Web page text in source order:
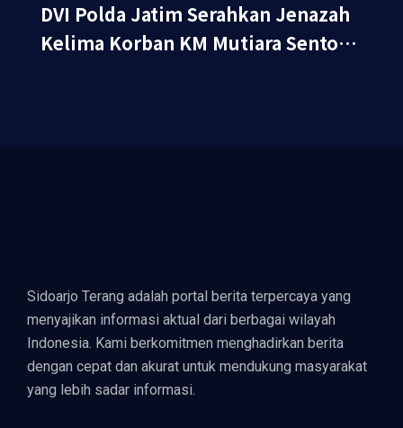
DVI Polda Jatim Serahkan Jenazah
Kelima Korban KM Mutiara Sentosa
Sidoarjo Terang adalah portal berita terpercaya yang
menyajikan informasi aktual dari berbagai wilayah
Indonesia. Kami berkomitmen menghadirkan berita
dengan cepat dan akurat untuk mendukung masyarakat
yang lebih sadar informasi.